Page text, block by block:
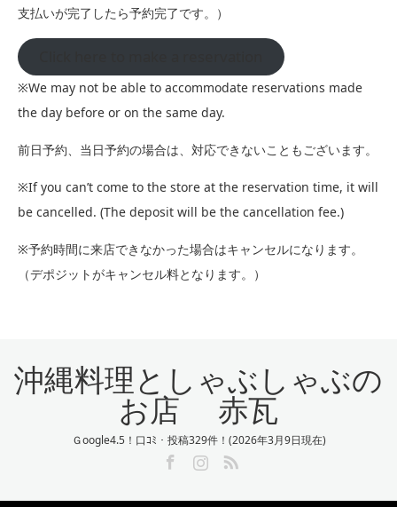
支払いが完了したら予約完了です。）
※We may not be able to accommodate reservations made
the day before or on the same day.
前日予約、当日予約の場合は、対応できないこともございます。
※If you can’t come to the store at the reservation time, it will
be cancelled. (The deposit will be the cancellation fee.)
※予約時間に来店できなかった場合はキャンセルになります。
（デポジットがキャンセル料となります。）
沖縄料理としゃぶしゃぶの
お店 赤瓦
Ｇoogle4.5！口ｺﾐ・投稿329件！(2026年3月9日現在)
FacebookInstagram